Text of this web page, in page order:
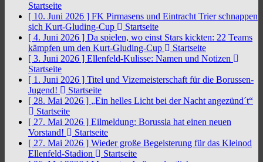
Startseite
[ 10. Juni 2026 ] FK Pirmasens und Eintracht Trier schnappen
sich Kurt-Gluding-Cup
Startseite
[ 4. Juni 2026 ] Da spielen, wo einst Stars kickten: 22 Teams
kämpfen um den Kurt-Gluding-Cup
Startseite
[ 3. Juni 2026 ] Ellenfeld-Kulisse: Namen und Notizen
Startseite
[ 1. Juni 2026 ] Titel und Vizemeisterschaft für die Borussen-
Jugend!
Startseite
[ 28. Mai 2026 ] „Ein helles Licht bei der Nacht angezünd´t“
Startseite
[ 27. Mai 2026 ] Eilmeldung: Borussia hat einen neuen
Vorstand!
Startseite
[ 27. Mai 2026 ] Wieder große Begeisterung für das Kleinod
Ellenfeld-Stadion
Startseite